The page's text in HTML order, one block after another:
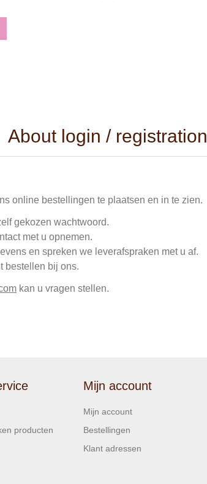
About login / registration
online bestellingen te plaatsen en in te zien.
gekozen wachtwoord.
met u opnemen.
en spreken we leverafspraken met u af.
bestellen bij ons.
kan u vragen stellen.
producten
Mijn account
Mijn account
Bestellingen
Klant adressen